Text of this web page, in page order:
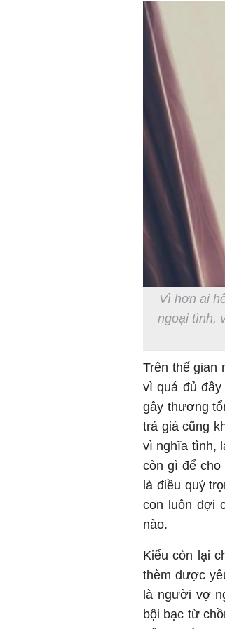
Vì hơn ai
ngoại tình,
Trên thế gian
vì quá đủ
gây thương
trả giá cũng
vì nghĩa tình,
còn gì để cho
là điều quý
con luôn đợi
nào.
Kiểu còn lại
thèm được
là người vợ
bội bạc từ